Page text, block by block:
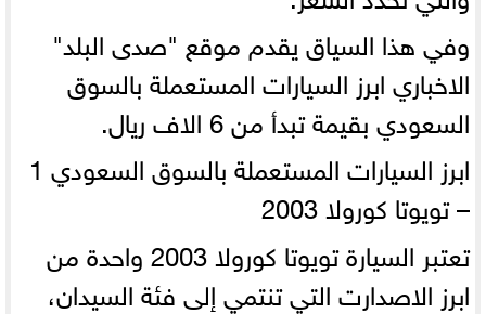
وفي هذا السياق يقدم موقع "صدى البلد"
الاخباري ابرز السيارات المستعملة بالسوق
السعودي بقيمة تبدأ من 6 الاف ريال.
ابرز السيارات المستعملة بالسوق السعودي 1
– تويوتا كورولا 2003
تعتبر السيارة تويوتا كورولا 2003 واحدة من
ابرز الاصدارت التي تنتمي إلى فئة السيدان،